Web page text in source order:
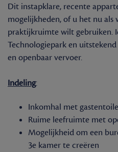
Dit instapklare, recente
mogelijkheden, of u het nu
praktijkruimte wilt gebruiken.
Technologiepark en uitstekend
en openbaar vervoer.
Indeling:
Inkomhal met
Ruime leefruimte met
Mogelijkheid om een
3e kamer te creëren